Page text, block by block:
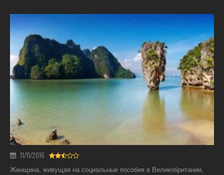
11/11/2016
Женщина, живущая на социальные пособия в Великобритании,